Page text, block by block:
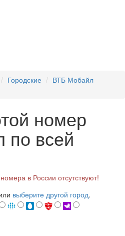
Городские
ВТБ Мобайл
номер
всей
в России отсутствуют!
выберите другой город.